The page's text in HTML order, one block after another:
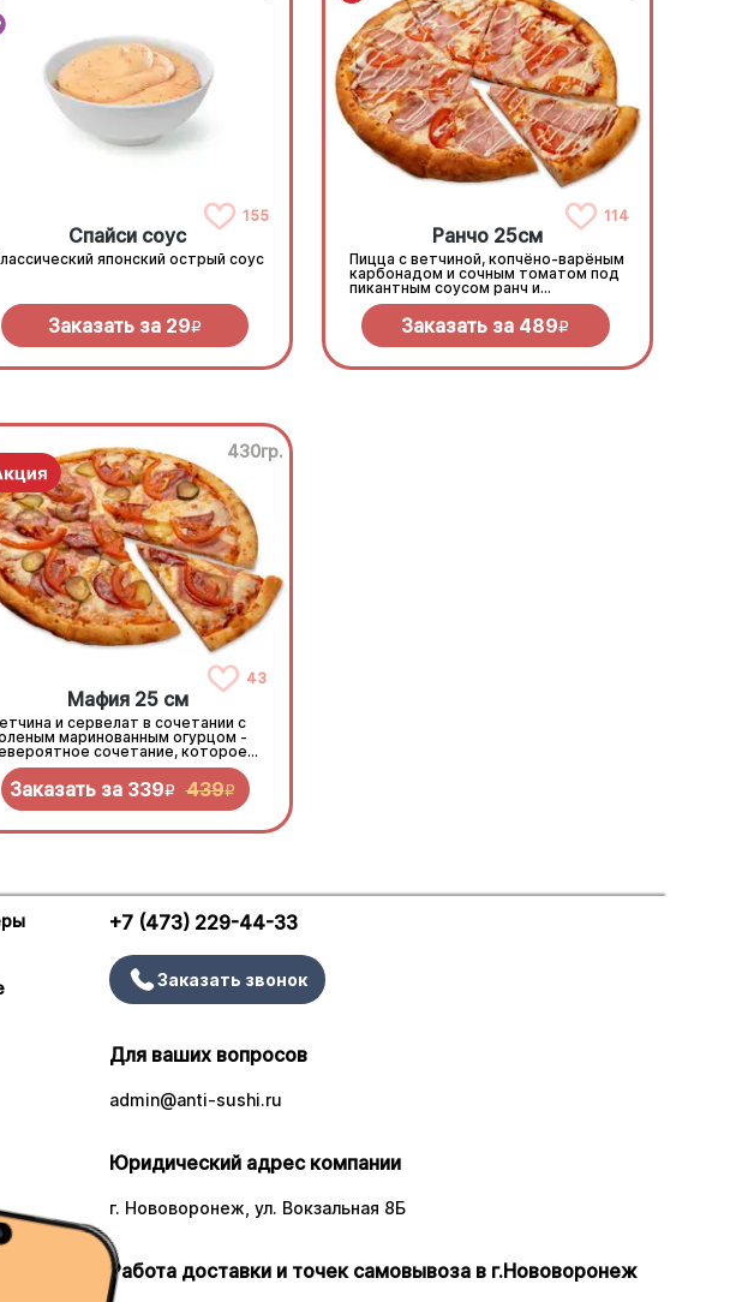
155
Спайси соус
японский острый соус
Заказать за 29R
114
Ранчо 25см
Пицца с ветчиной, копчёно-варёным
карбонадом и сочным томатом под
пикантным соусом ранч и
моцареллой
Заказать за 489R
430гр.
43
Мафия 25 см
и сервелат в сочетании с
маринованным огурцом -
сочетание, которое
попробовать!
Заказать за 339R 439R
+7 (473) 229-44-33
Заказать звонок
Для ваших вопросов
admin@anti-sushi.ru
Юридический адрес компании
г. Нововоронеж, ул. Вокзальная 8Б
Работа доставки и точек самовывоза в г.Нововоронеж